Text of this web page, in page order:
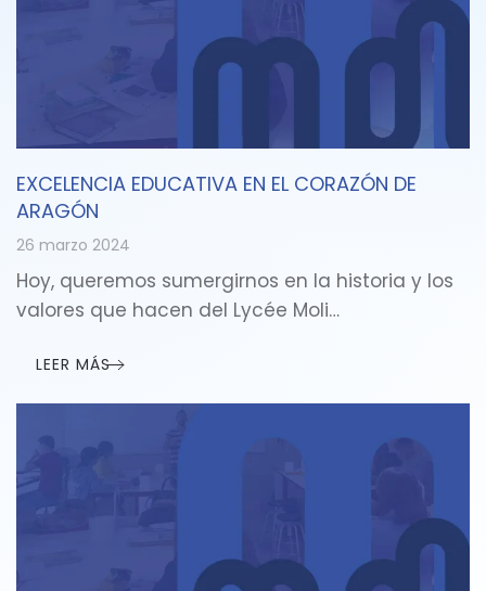
EXCELENCIA EDUCATIVA EN EL CORAZÓN DE
ARAGÓN
26 marzo 2024
Hoy, queremos sumergirnos en la historia y los
valores que hacen del Lycée Moli…
LEER MÁS